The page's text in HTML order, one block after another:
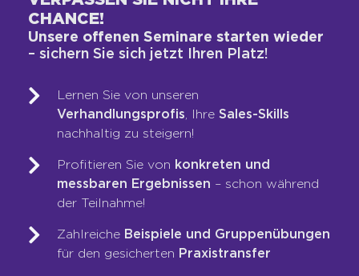
Chance, an „versteckte“ Stellen zu kommen,
die noch gar nicht ausgeschrieben sind
oder möglicherweise intern besetzt werden
sollten.
DIE KARRIEREBIBEL
AKADEMIE: IHR WEG
ZUR TOP-BEWERBUNG
wissen nicht so richtig, wie Sie
rüberbringen können, dass Sie der perfekte
CHANCE!
Unsere offenen Seminare starten wieder
– sichern Sie sich jetzt Ihren Platz!
Lernen Sie von unseren
Verhandlungsprofis, IhreSales-Skills
nachhaltig zu steigern!
Profitieren Sie von konkreten und
messbaren Ergebnissen – schon während
der Teilnahme!
Zahlreiche Beispiele und Gruppenübungen
für den gesicherten Praxistransfer